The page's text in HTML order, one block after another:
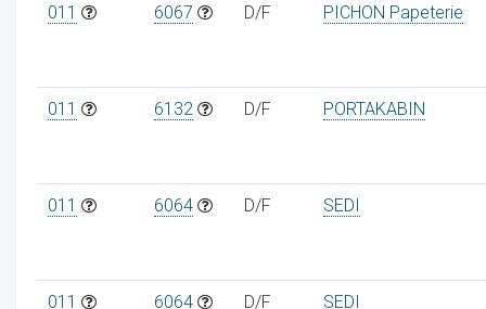
011 6067 D/F PICHON Papeterie
011 6132 D/F PORTAKABIN
011 6064 D/F SEDI
011 6064 D/F SEDI